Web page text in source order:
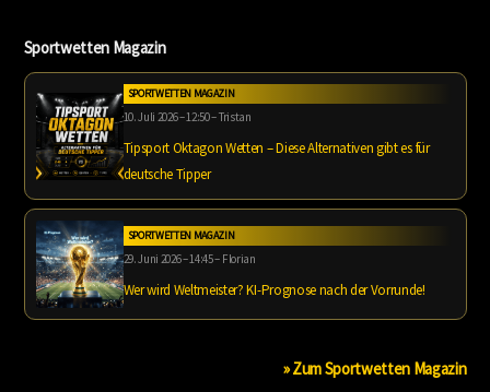
Sportwetten Magazin
SPORTWETTEN MAGAZIN
10. Juli 2026 – 12:50 – Tristan
Tipsport Oktagon Wetten – Diese Alternativen gibt es für
deutsche Tipper
SPORTWETTEN MAGAZIN
29. Juni 2026 – 14:45 – Florian
Wer wird Weltmeister? KI-Prognose nach der Vorrunde!
» Zum Sportwetten Magazin